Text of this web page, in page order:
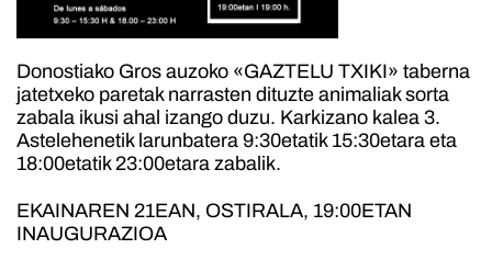
Donostiako Gros auzoko «GAZTELU TXIKI» taberna
jatetxeko paretak narrasten dituzte animaliak sorta
zabala ikusi ahal izango duzu. Karkizano kalea 3.
Astelehenetik larunbatera 9:30etatik 15:30etara eta
18:00etatik 23:00etara zabalik.
EKAINAREN 21EAN, OSTIRALA, 19:00ETAN
INAUGURAZIOA